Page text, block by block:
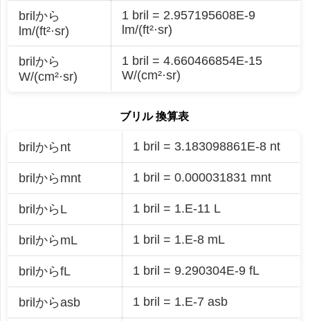
brilから
lm/(ft²·sr)
1 bril = 2.957195608E-9
lm/(ft²·sr)
brilから
W/(cm²·sr)
1 bril = 4.660466854E-15
W/(cm²·sr)
ブリル 換算表
brilからnt 1 bril = 3.183098861E-8 nt
brilからmnt 1 bril = 0.000031831 mnt
brilからL 1 bril = 1.E-11 L
brilからmL 1 bril = 1.E-8 mL
brilからfL 1 bril = 9.290304E-9 fL
brilからasb 1 bril = 1.E-7 asb